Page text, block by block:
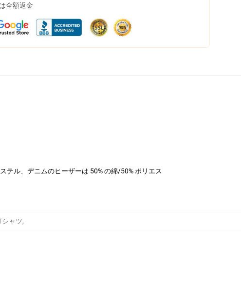
全額返金
テル、デニムのヒーザーは 50% の綿/50% ポリエス
シャツ,